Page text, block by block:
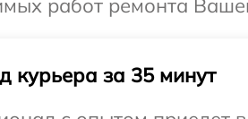
работ ремонта
курьера за 35 минут